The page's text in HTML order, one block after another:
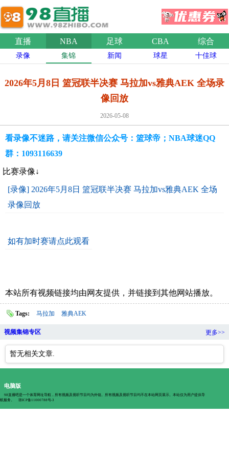
直播 NBA 足球 CBA 综合
录像 集锦 新闻 球星 十佳球
2026年5月8日 篮冠联半决赛 马拉加vs雅典AEK 全场录
像回放
2026-05-08
看录像不迷路，请关注微信公众号：篮球帝；NBA球迷QQ
群：1093116639
比赛录像↓
[录像] 2026年5月8日 篮冠联半决赛 马拉加vs雅典AEK 全场
录像回放
如有加时赛请点此观看
本站所有视频链接均由网友提供，并链接到其他网站播放。
Tags: 马拉加 雅典AEK
视频集锦专区 更多>>
暂无相关文章.
电脑版
98直播吧是一个体育网址导航，所有视频及视听节目均为外链。所有视频及视听节目均不在本站网页展示。本站仅为用户提供导
航服务。
琼ICP备11000788号-3